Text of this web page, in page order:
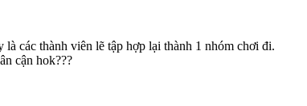
các thành viên lẽ tập hợp lại thành 1 nhóm chơi đi.
cận hok???